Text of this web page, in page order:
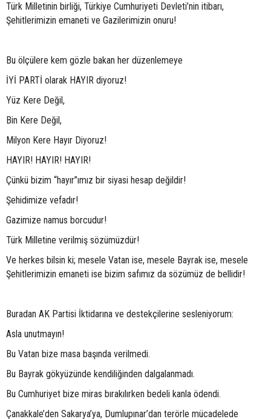
Türk Milletinin birliği, Türkiye Cumhuriyeti Devleti’nin itibarı,
Şehitlerimizin emaneti ve Gazilerimizin onuru!
Bu ölçülere kem gözle bakan her düzenlemeye
İYİ PARTİ olarak HAYIR diyoruz!
Yüz Kere Değil,
Bin Kere Değil,
Milyon Kere Hayır Diyoruz!
HAYIR! HAYIR! HAYIR!
Çünkü bizim “hayır”ımız bir siyasi hesap değildir!
Şehidimize vefadır!
Gazimize namus borcudur!
Türk Milletine verilmiş sözümüzdür!
Ve herkes bilsin ki; mesele Vatan ise, mesele Bayrak ise, mesele
Şehitlerimizin emaneti ise bizim safımız da sözümüz de bellidir!
Buradan AK Partisi İktidarına ve destekçilerine sesleniyorum:
Asla unutmayın!
Bu Vatan bize masa başında verilmedi.
Bu Bayrak gökyüzünde kendiliğinden dalgalanmadı.
Bu Cumhuriyet bize miras bırakılırken bedeli kanla ödendi.
Çanakkale’den Sakarya’ya, Dumlupınar’dan terörle mücadelede